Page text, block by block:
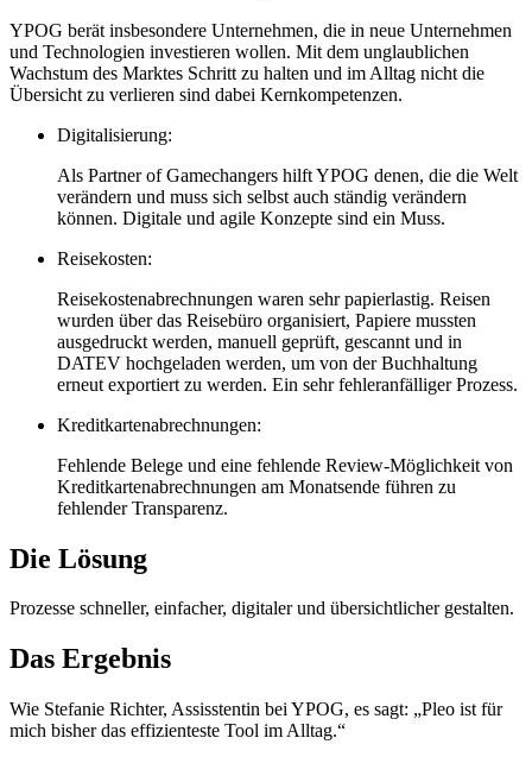
YPOG berät insbesondere Unternehmen, die in neue Unternehmen
und Technologien investieren wollen. Mit dem unglaublichen
Wachstum des Marktes Schritt zu halten und im Alltag nicht die
Übersicht zu verlieren sind dabei Kernkompetenzen.
Digitalisierung:
Als Partner of Gamechangers hilft YPOG denen, die die Welt
verändern und muss sich selbst auch ständig verändern
können. Digitale und agile Konzepte sind ein Muss.
Reisekosten:
Reisekostenabrechnungen waren sehr papierlastig. Reisen
wurden über das Reisebüro organisiert, Papiere mussten
ausgedruckt werden, manuell geprüft, gescannt und in
DATEV hochgeladen werden, um von der Buchhaltung
erneut exportiert zu werden. Ein sehr fehleranfälliger Prozess.
Kreditkartenabrechnungen:
Fehlende Belege und eine fehlende Review-Möglichkeit von
Kreditkartenabrechnungen am Monatsende führen zu
fehlender Transparenz.
Die Lösung
Prozesse schneller, einfacher, digitaler und übersichtlicher gestalten.
Das Ergebnis
Wie Stefanie Richter, Assisstentin bei YPOG, es sagt: „Pleo ist für
mich bisher das effizienteste Tool im Alltag.“